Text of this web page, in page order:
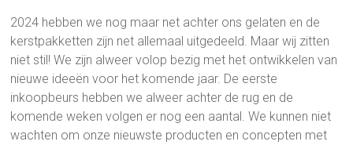
2024 hebben we nog maar net achter ons gelaten en de
kerstpakketten zijn net allemaal uitgedeeld. Maar wij zitten
niet stil! We zijn alweer volop bezig met het ontwikkelen van
nieuwe ideeën voor het komende jaar. De eerste
inkoopbeurs hebben we alweer achter de rug en de
komende weken volgen er nog een aantal. We kunnen niet
wachten om onze nieuwste producten en concepten met